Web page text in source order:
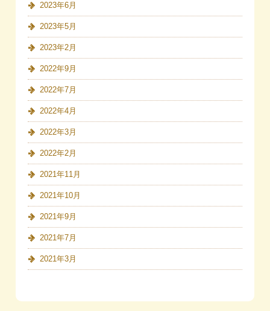
2023年6月
2023年5月
2023年2月
2022年9月
2022年7月
2022年4月
2022年3月
2022年2月
2021年11月
2021年10月
2021年9月
2021年7月
2021年3月